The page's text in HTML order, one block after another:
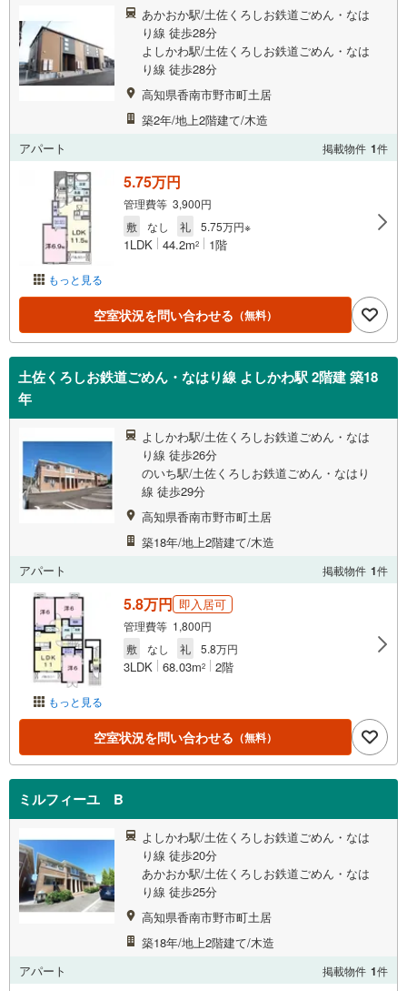
あかおか駅/土佐くろしお鉄道ごめん・なは
り線 徒歩28分
よしかわ駅/土佐くろしお鉄道ごめん・なは
り線 徒歩28分
高知県香南市野市町土居
築2年/地上2階建て/木造
アパート
掲載物件 1件
もっと見る
5.75万円
管理費等 3,900円
敷
なし 礼 5.75万円※
1LDK 44.2m2 1階
空室状況を問い合わせる （無料）
土佐くろしお鉄道ごめん・なはり線 よしかわ駅 2階建 築18
年
よしかわ駅/土佐くろしお鉄道ごめん・なは
り線 徒歩26分
のいち駅/土佐くろしお鉄道ごめん・なはり
線 徒歩29分
高知県香南市野市町土居
築18年/地上2階建て/木造
アパート
掲載物件 1件
もっと見る
5.8万円 即入居可
管理費等 1,800円
敷
なし 礼 5.8万円
3LDK 68.03m2 2階
空室状況を問い合わせる （無料）
ミルフィーユ B
よしかわ駅/土佐くろしお鉄道ごめん・なは
り線 徒歩20分
あかおか駅/土佐くろしお鉄道ごめん・なは
り線 徒歩25分
高知県香南市野市町土居
築18年/地上2階建て/木造
アパート
掲載物件 1件